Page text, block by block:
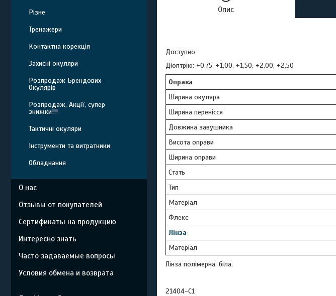
Опис
Доступно
Діоптрію: +0,75, +1,00, +1,50, +2,00, +2,50
Оправа
Ширина окуляра
Ширина перенісся
Довжина завушника
Висота оправи
Ширина оправи
Стать
Тип
Матеріал
Флекс
Лінза
Матеріал
Лінза полімерна, біла.
21404-C1
Різне
Тренажери
Контактна корекція
Захисні окуляри
Розпродаж Брендових
Окулярів
Розпродаж, Акції, супер
знижки!!!
Тактичні окуляри
Інструменти та витратники
Обладнання
О нас
Отзывы от покупателей
Сертификаты на продукцию
Интересно знать
Часто задаваемые вопросы
Условия обмена и возврата